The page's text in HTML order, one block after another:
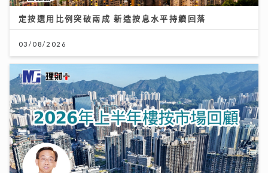
定按選用比例突破兩成 新造按息水平持續回落
03/08/2026